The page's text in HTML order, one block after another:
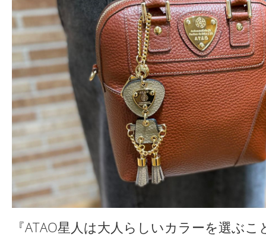
『ATAO星人は大人らしいカラーを選ぶこ